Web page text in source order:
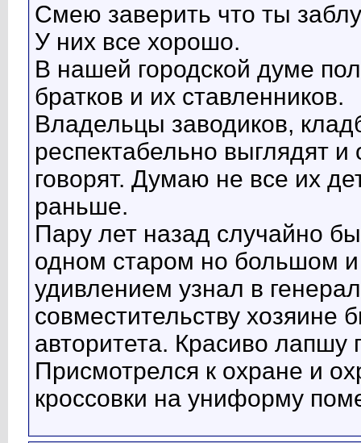
Смею заверить что ты
У них все хорошо.
В нашей городской думе
братков и их ставленников.
Владельцы заводиков,
респектабельно выглядят
говорят. Думаю не все их
раньше.
Пару лет назад случайно
одном старом но большом
удивлением узнал в
совместительству хозяине
авторитета. Красиво
Присмотрелся к охране и
кроссовки на униформу